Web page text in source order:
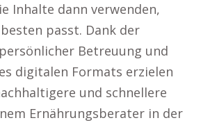
Inhalte dann verwenden,
passt. Dank der
Betreuung und
digitalen Formats erzielen
und schnellere
Ernährungsberater in der